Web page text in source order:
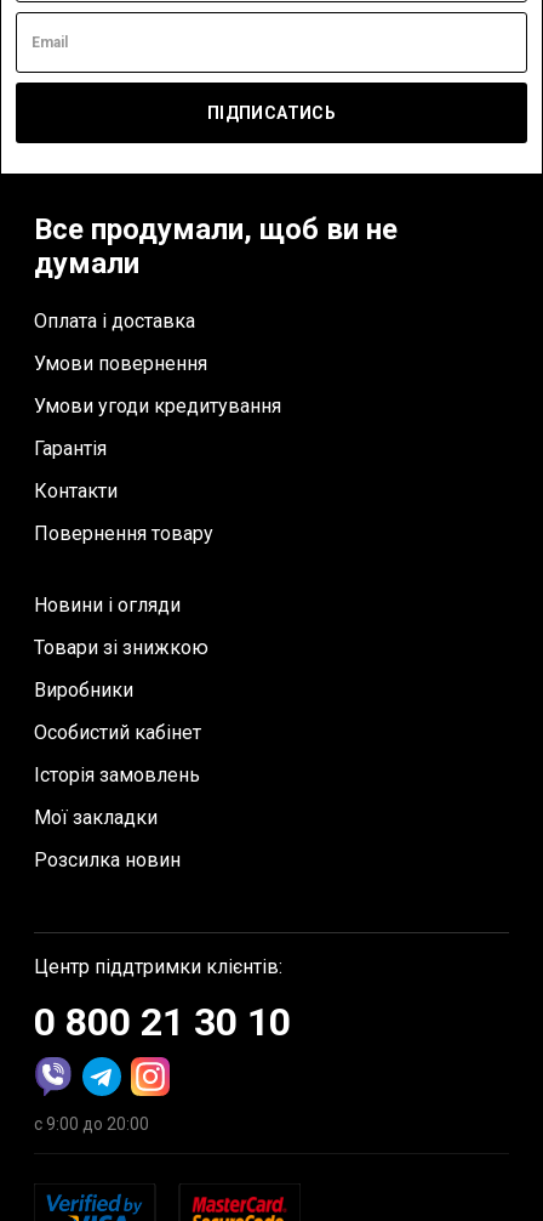
ПІДПИСАТИСЬ
Все продумали, щоб ви не
думали
Оплата і доставка
Умови повернення
Умови угоди кредитування
Гарантія
Контакти
Повернення товару
Новини і огляди
Товари зі знижкою
Виробники
Особистий кабінет
Історія замовлень
Мої закладки
Розсилка новин
Центр піддтримки клієнтів:
0 800 21 30 10
с 9:00 до 20:00